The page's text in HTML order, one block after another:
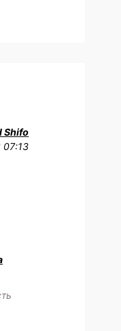
Shifo
07:13